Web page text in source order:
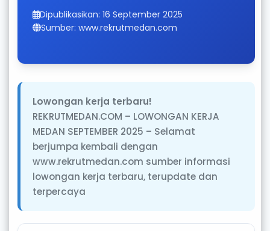
Dipublikasikan: 16 September 2025
Sumber: www.rekrutmedan.com
Lowongan kerja terbaru!
REKRUTMEDAN.COM – LOWONGAN KERJA
MEDAN SEPTEMBER 2025 – Selamat
berjumpa kembali dengan
www.rekrutmedan.com sumber informasi
lowongan kerja terbaru, terupdate dan
terpercaya